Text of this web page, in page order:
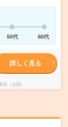
50代 60代
詳しく見る
（全国）